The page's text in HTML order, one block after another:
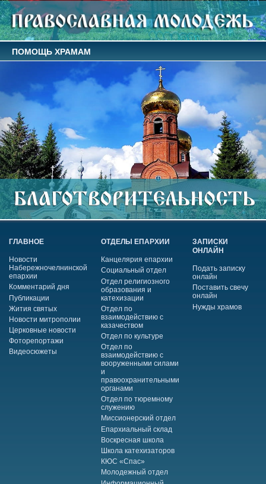
ПОМОЩЬ ХРАМАМ
ГЛАВНОЕ
Новости
Набережночелнинской
епархии
Комментарий дня
Публикации
Жития святых
Новости митрополии
Церковные новости
Фоторепортажи
Видеосюжеты
ОТДЕЛЫ ЕПАРХИИ
Канцелярия епархии
Социальный отдел
Отдел религиозного
образования и
катехизации
Отдел по
взаимодействию с
казачеством
Отдел по культуре
Отдел по
взаимодействию с
вооруженными силами
и
правоохранительными
органами
Отдел по тюремному
служению
Миссионерский отдел
Епархиальный склад
Воскресная школа
Школа катехизаторов
КЮС «Спас»
Молодежный отдел
ЗАПИСКИ
ОНЛАЙН
Подать записку
онлайн
Поставить свечу
онлайн
Нужды храмов